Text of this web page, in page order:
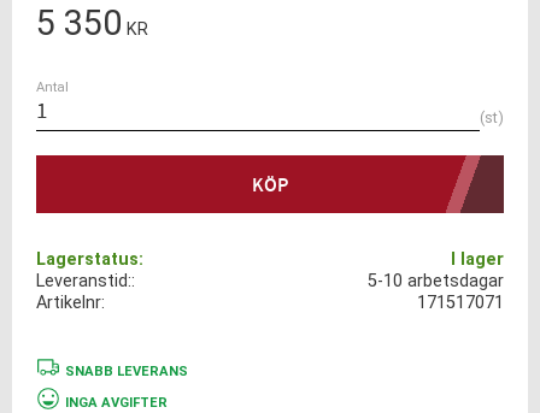
5 350 KR
Antal
st
KÖP
Lagerstatus I lager
Artikelnr 171517071
Leveranstid: 5-10 arbetsdagar
SNABB LEVERANS
INGA AVGIFTER